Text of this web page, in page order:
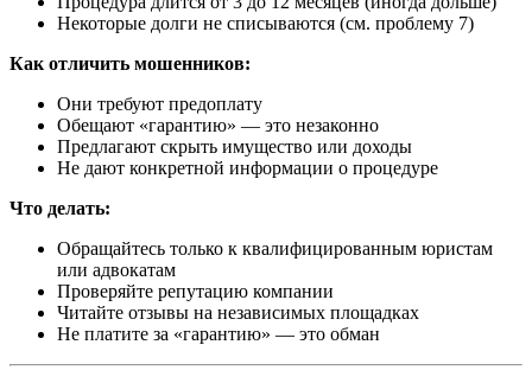
Некоторые долги не списываются (см. проблему 7)
Как отличить мошенников:
Они требуют предоплату
Обещают «гарантию» — это незаконно
Предлагают скрыть имущество или доходы
Не дают конкретной информации о процедуре
Что делать:
Обращайтесь только к квалифицированным юристам
или адвокатам
Проверяйте репутацию компании
Читайте отзывы на независимых площадках
Не платите за «гарантию» — это обман